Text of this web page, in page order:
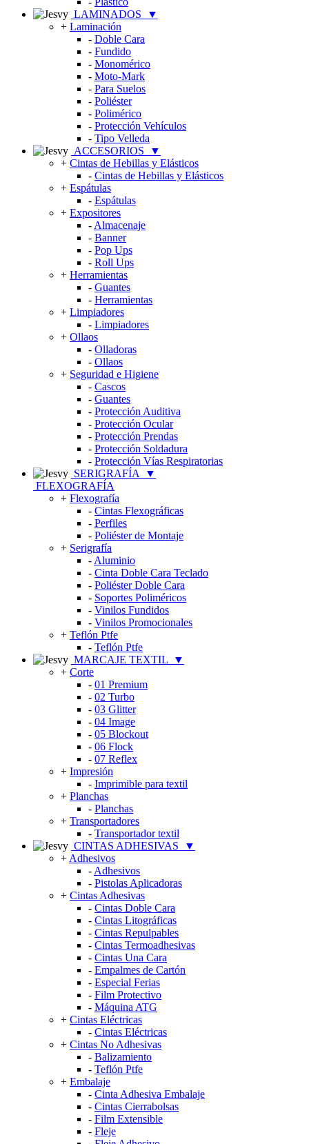
LAMINADOS
▼
+ Laminación
- Doble Cara
- Fundido
- Monomérico
- Moto-Mark
- Para Suelos
- Poliéster
- Polimérico
- Protección Vehículos
- Tipo Velleda
ACCESORIOS
▼
+ Cintas de Hebillas y Elásticos
- Cintas de Hebillas y Elásticos
+ Espátulas
- Espátulas
+ Expositores
- Almacenaje
- Banner
- Pop Ups
- Roll Ups
+ Herramientas
- Guantes
- Herramientas
+ Limpiadores
- Limpiadores
+ Ollaos
- Olladoras
- Ollaos
+ Seguridad e Higiene
- Cascos
- Guantes
- Protección Auditiva
- Protección Ocular
- Protección Prendas
- Protección Soldadura
- Protección Vías Respiratorias
SERIGRAFÍA
▼
FLEXOGRAFÍA
+ Flexografía
- Cintas Flexográficas
- Perfiles
- Poliéster de Montaje
+ Serigrafía
- Aluminio
- Cinta Doble Cara Teclado
- Poliéster Doble Cara
- Soportes Poliméricos
- Vinilos Fundidos
- Vinilos Promocionales
+ Teflón Ptfe
- Teflón Ptfe
MARCAJE TEXTIL
▼
+ Corte
- 01 Premium
- 02 Turbo
- 03 Glitter
- 04 Image
- 05 Blockout
- 06 Flock
- 07 Reflex
+ Impresión
- Imprimible para textil
+ Planchas
- Planchas
+ Transportadores
- Transportador textil
CINTAS ADHESIVAS
▼
+ Adhesivos
- Adhesivos
- Pistolas Aplicadoras
+ Cintas Adhesivas
- Cintas Doble Cara
- Cintas Litográficas
- Cintas Repulpables
- Cintas Termoadhesivas
- Cintas Una Cara
- Empalmes de Cartón
- Especial Ferias
- Film Protectivo
- Máquina ATG
+ Cintas Eléctricas
- Cintas Eléctricas
+ Cintas No Adhesivas
- Balizamiento
- Teflón Ptfe
+ Embalaje
- Cinta Adhesiva Embalaje
- Cintas Cierrabolsas
- Film Extensible
- Fleje